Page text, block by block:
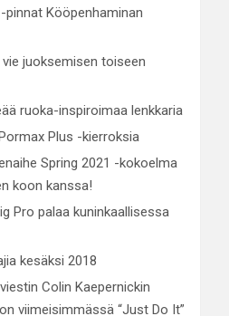
pinnat Kööpenhaminan
juoksemisen toiseen
ruoka-inspiroimaa lenkkaria
Plus -kierroksia
Spring 2021 -kokoelma
koon kanssa!
Pro palaa kuninkaallisessa
kesäksi 2018
Colin Kaepernickin
viimeisimmässä “Just Do It”